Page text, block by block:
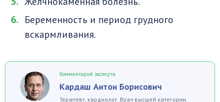
Беременность и период грудного
вскармливания.
Комментарий эксперта
Кардаш Антон Борисович
Терапевт, кардиолог. Врач высшей категории.